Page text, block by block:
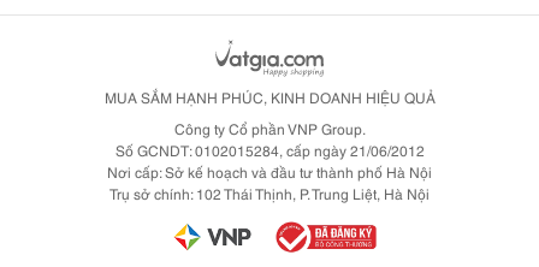
MUA SẮM HẠNH PHÚC, KINH DOANH HIỆU QUẢ
Công ty Cổ phần VNP Group.
Số GCNDT: 0102015284, cấp ngày 21/06/2012
Nơi cấp: Sở kế hoạch và đầu tư thành phố Hà Nội
Trụ sở chính: 102 Thái Thịnh, P. Trung Liệt, Hà Nội